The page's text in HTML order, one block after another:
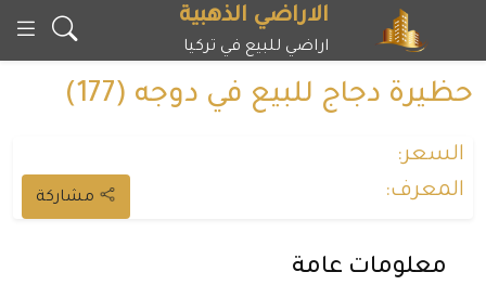
المحتوى
الاراضي الذهبية
اراضي للبيع في تركيا
حظيرة دجاج للبيع في دوجه (177)
السعر:
المعرف:
معلومات عامة